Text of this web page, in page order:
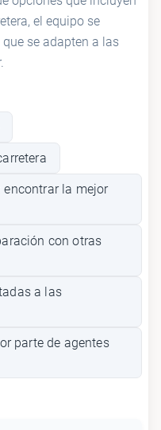
el equipo se
se adapten a las
la mejor
con otras
a las
parte de agentes